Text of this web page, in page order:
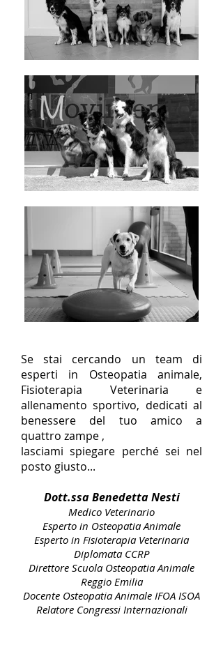
Se stai cercando un team di
esperti in Osteopatia animale,
Fisioterapia Veterinaria e
allenamento sportivo, dedicati al
benessere del tuo amico a
quattro zampe ,
lasciami spiegare perché sei nel
posto giusto...
Dott.ssa Benedetta Nesti
Medico Veterinario
Esperto in Osteopatia Animale
Esperto in Fisioterapia Veterinaria
Diplomata CCRP
Direttore Scuola Osteopatia Animale
Reggio Emilia
Docente Osteopatia Animale IFOA ISOA
Relatore Congressi Internazionali